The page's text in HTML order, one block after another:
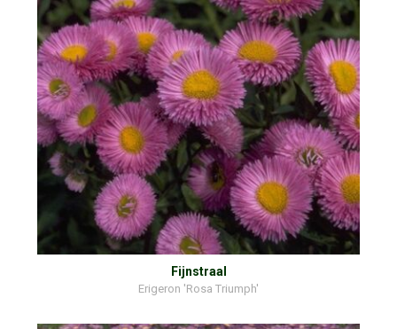
Fijnstraal
Erigeron 'Rosa Triumph'